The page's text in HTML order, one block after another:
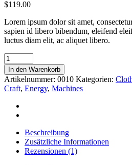
$119.00
Lorem ipsum dolor sit amet,
sapien id libero bibendum, eleifend
luctus diam elit, ac aliquet libero.
Yellow
Cleats
quantity
In den Warenkorb
Artikelnummer: 0010 Kategorien:
Craft, Energy, Machines
Beschreibung
Zusätzliche Informationen
Rezensionen (1)